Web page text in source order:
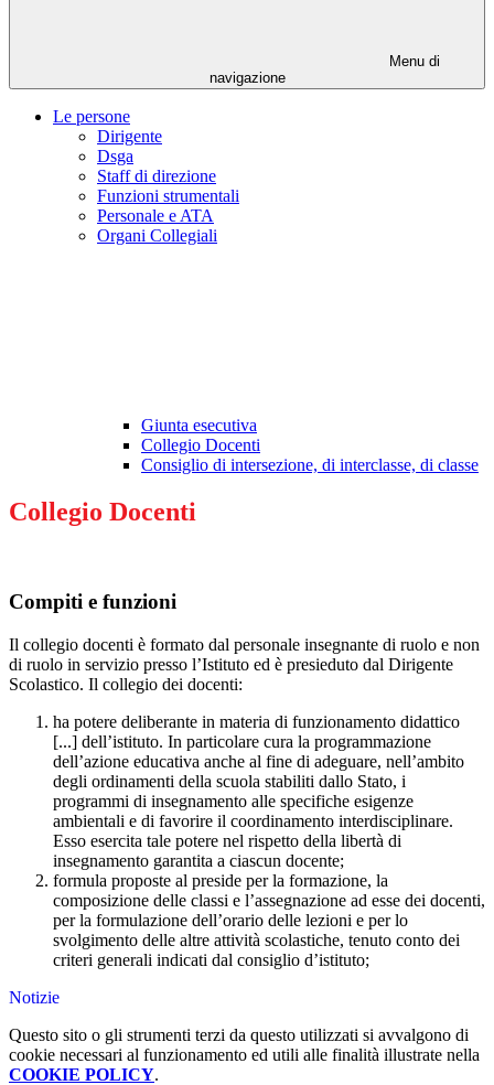
Menu di
navigazione
Le persone
Dirigente
Dsga
Staff di direzione
Funzioni strumentali
Personale e ATA
Organi Collegiali
Giunta esecutiva
Collegio Docenti
Consiglio di intersezione, di interclasse, di classe
Collegio Docenti
Compiti e funzioni
Il collegio docenti è formato dal personale insegnante di ruolo e non
di ruolo in servizio presso l’Istituto ed è presieduto dal Dirigente
Scolastico. Il collegio dei docenti:
ha potere deliberante in materia di funzionamento didattico
[...] dell’istituto. In particolare cura la programmazione
dell’azione educativa anche al fine di adeguare, nell’ambito
degli ordinamenti della scuola stabiliti dallo Stato, i
programmi di insegnamento alle specifiche esigenze
ambientali e di favorire il coordinamento interdisciplinare.
Esso esercita tale potere nel rispetto della libertà di
insegnamento garantita a ciascun docente;
formula proposte al preside per la formazione, la
composizione delle classi e l’assegnazione ad esse dei docenti,
per la formulazione dell’orario delle lezioni e per lo
svolgimento delle altre attività scolastiche, tenuto conto dei
criteri generali indicati dal consiglio d’istituto;
Notizie
Questo sito o gli strumenti terzi da questo utilizzati si avvalgono di
cookie necessari al funzionamento ed utili alle finalità illustrate nella
COOKIE POLICY.